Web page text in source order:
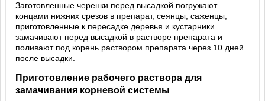
Заготовленные черенки перед высадкой погружают
концами нижних срезов в препарат, сеянцы, саженцы,
приготовленные к пересадке деревья и кустарники
замачивают перед высадкой в растворе препарата и
поливают под корень раствором препарата через 10 дней
после высадки.
Приготовление рабочего раствора для
замачивания корневой системы